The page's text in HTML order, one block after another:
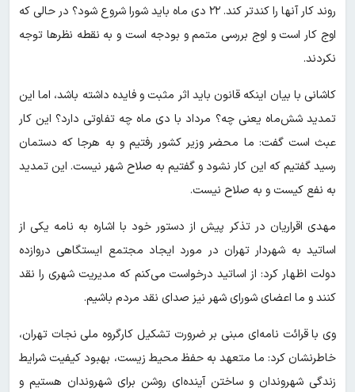
روند کار آنها را کندتر کند. ۲۲ دی ماه باید شورا شروع شود؟ در حالی که
اوج کار است و اوج بررسی متمم و بودجه است و به نقطه نظر‌ها توجه
نکردند.
کاشانی با بیان اینکه قانون باید اثر مثبت و فایده داشته باشد، اما این
تمدید شش‌ماه یعنی چه؟ مرداد با دی ماه چه تفاوتی دارد؟ این کار
عبث است گفت: ما محضر وزیر کشور رفتیم و به هرجا که دستمان
رسید گفتیم که این کار نشود و گفتیم به صلاح شهر نیست. این تمدید
به نفع کیست و به صلاح نیست.
مهدی اقراریان در تذکر پیش از دستور خود با اشاره به نامه یکی از
اساتید به شهردار تهران در مورد ایجاد مجتمع ایستگاهی دروازده
دولت اظهار کرد: از اساتید درخواست می‌کنم که مدیریت شهری را نقد
کنند و ما اعضای شورای شهر نیز صدای نقد مردم باشیم.
وی با قرائت نامه‌ای مبنی بر ضرورت تشکیل کارگروه ملی نجات تهران،
خاطرنشان کرد: ما متعهد به حفظ محیط زیست، بهبود کیفیت شرایط
زندگی شهروندان و ساختن آینده‌ای روشن برای شهروندان هستیم و